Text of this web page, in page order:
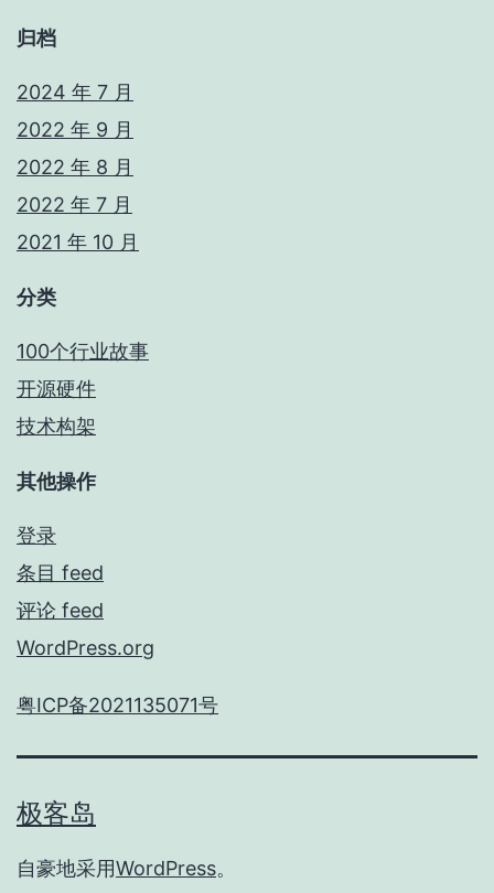
归档
2024 年 7 月
2022 年 9 月
2022 年 8 月
2022 年 7 月
2021 年 10 月
分类
100个行业故事
开源硬件
技术构架
其他操作
登录
条目 feed
评论 feed
WordPress.org
粤ICP备2021135071号
极客岛
自豪地采用WordPress。